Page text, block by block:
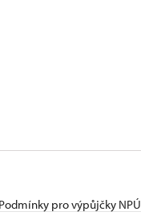
Podmínky pro výpůjčky NPÚ